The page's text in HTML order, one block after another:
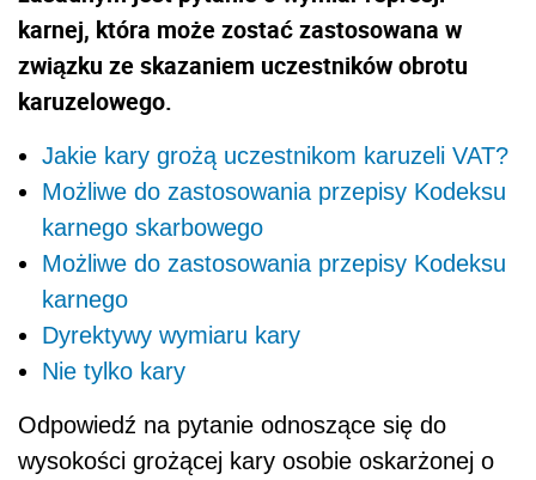
karnej, która może zostać zastosowana w
związku ze skazaniem uczestników obrotu
karuzelowego.
Jakie kary grożą uczestnikom karuzeli VAT?
Możliwe do zastosowania przepisy Kodeksu
karnego skarbowego
Możliwe do zastosowania przepisy Kodeksu
karnego
Dyrektywy wymiaru kary
Nie tylko kary
Odpowiedź na pytanie odnoszące się do
wysokości grożącej kary osobie oskarżonej o